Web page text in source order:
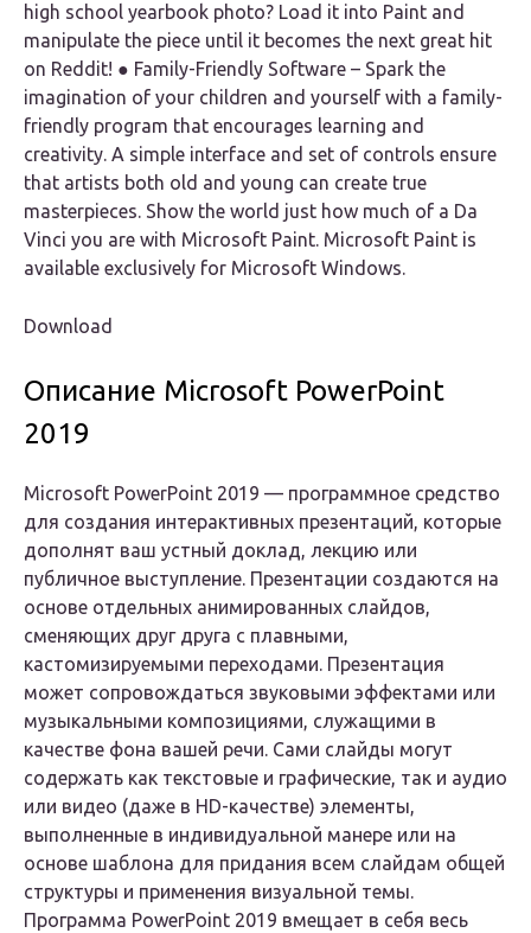
high school yearbook photo? Load it into Paint and
manipulate the piece until it becomes the next great hit
on Reddit! ● Family-Friendly Software – Spark the
imagination of your children and yourself with a family-
friendly program that encourages learning and
creativity. A simple interface and set of controls ensure
that artists both old and young can create true
masterpieces. Show the world just how much of a Da
Vinci you are with Microsoft Paint. Microsoft Paint is
available exclusively for Microsoft Windows.
Download
Описание Microsoft PowerPoint
2019
Microsoft PowerPoint 2019 — программное средство
для создания интерактивных презентаций, которые
дополнят ваш устный доклад, лекцию или
публичное выступление. Презентации создаются на
основе отдельных анимированных слайдов,
сменяющих друг друга с плавными,
кастомизируемыми переходами. Презентация
может сопровождаться звуковыми эффектами или
музыкальными композициями, служащими в
качестве фона вашей речи. Сами слайды могут
содержать как текстовые и графические, так и аудио
или видео (даже в HD-качестве) элементы,
выполненные в индивидуальной манере или на
основе шаблона для придания всем слайдам общей
структуры и применения визуальной темы.
Программа PowerPoint 2019 вмещает в себя весь